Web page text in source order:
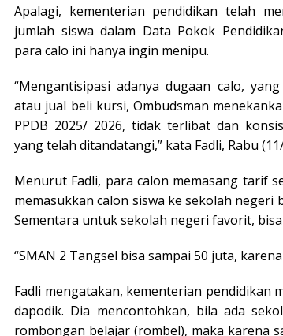
Apalagi, kementerian pendidikan telah
jumlah siswa dalam Data Pokok
para calo ini hanya ingin menipu.
“Mengantisipasi adanya dugaan calo,
atau jual beli kursi, Ombudsman
PPDB 2025/ 2026, tidak terlibat dan
yang telah ditandatangi,” kata Fadli, Rabu
Menurut Fadli, para calon memasang tarif
memasukkan calon siswa ke sekolah negeri
Sementara untuk sekolah negeri favorit,
“SMAN 2 Tangsel bisa sampai 50 juta,
Fadli mengatakan, kementerian pendidikan
dapodik. Dia mencontohkan, bila ada
rombongan belajar (rombel), maka karena